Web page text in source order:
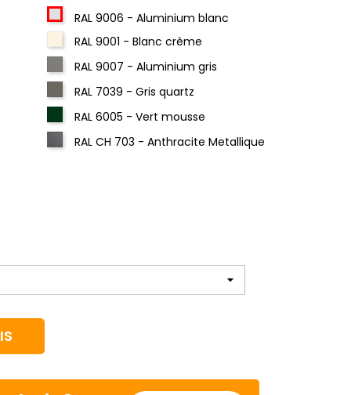
RAL 9006 - Aluminium blanc
RAL 9001 - Blanc crème
RAL 9007 - Aluminium gris
RAL 7039 - Gris quartz
RAL 6005 - Vert mousse
RAL CH 703 - Anthracite Metallique